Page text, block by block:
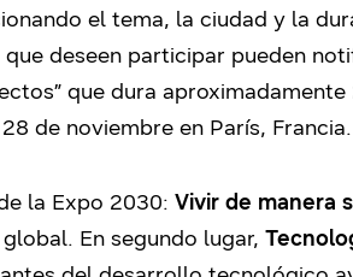
el tema, la ciudad y la
deseen participar pueden
que dura aproximadamente
de noviembre en París, Francia.
la Expo 2030: Vivir de manera
En segundo lugar,